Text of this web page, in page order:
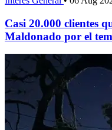
Casi 20.000 clientes
Maldonado por el